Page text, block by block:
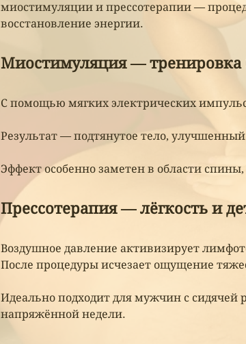
миостимуляции и прессотерапии —
восстановление энергии.
Миостимуляция — тренировка
С помощью мягких электрических
Результат — подтянутое тело,
Эффект особенно заметен в области спины,
Прессотерапия — лёгкость и
Воздушное давление активизирует
После процедуры исчезает ощущение
Идеально подходит для мужчин с сидячей
напряжённой недели.